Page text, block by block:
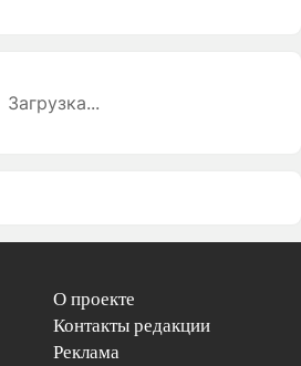
Загрузка...
О проекте
Контакты редакции
Реклама